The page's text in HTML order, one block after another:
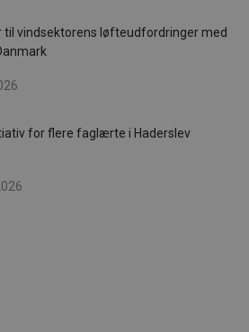
til vindsektorens løfteudfordringer med
for flere faglærte i Haderslev